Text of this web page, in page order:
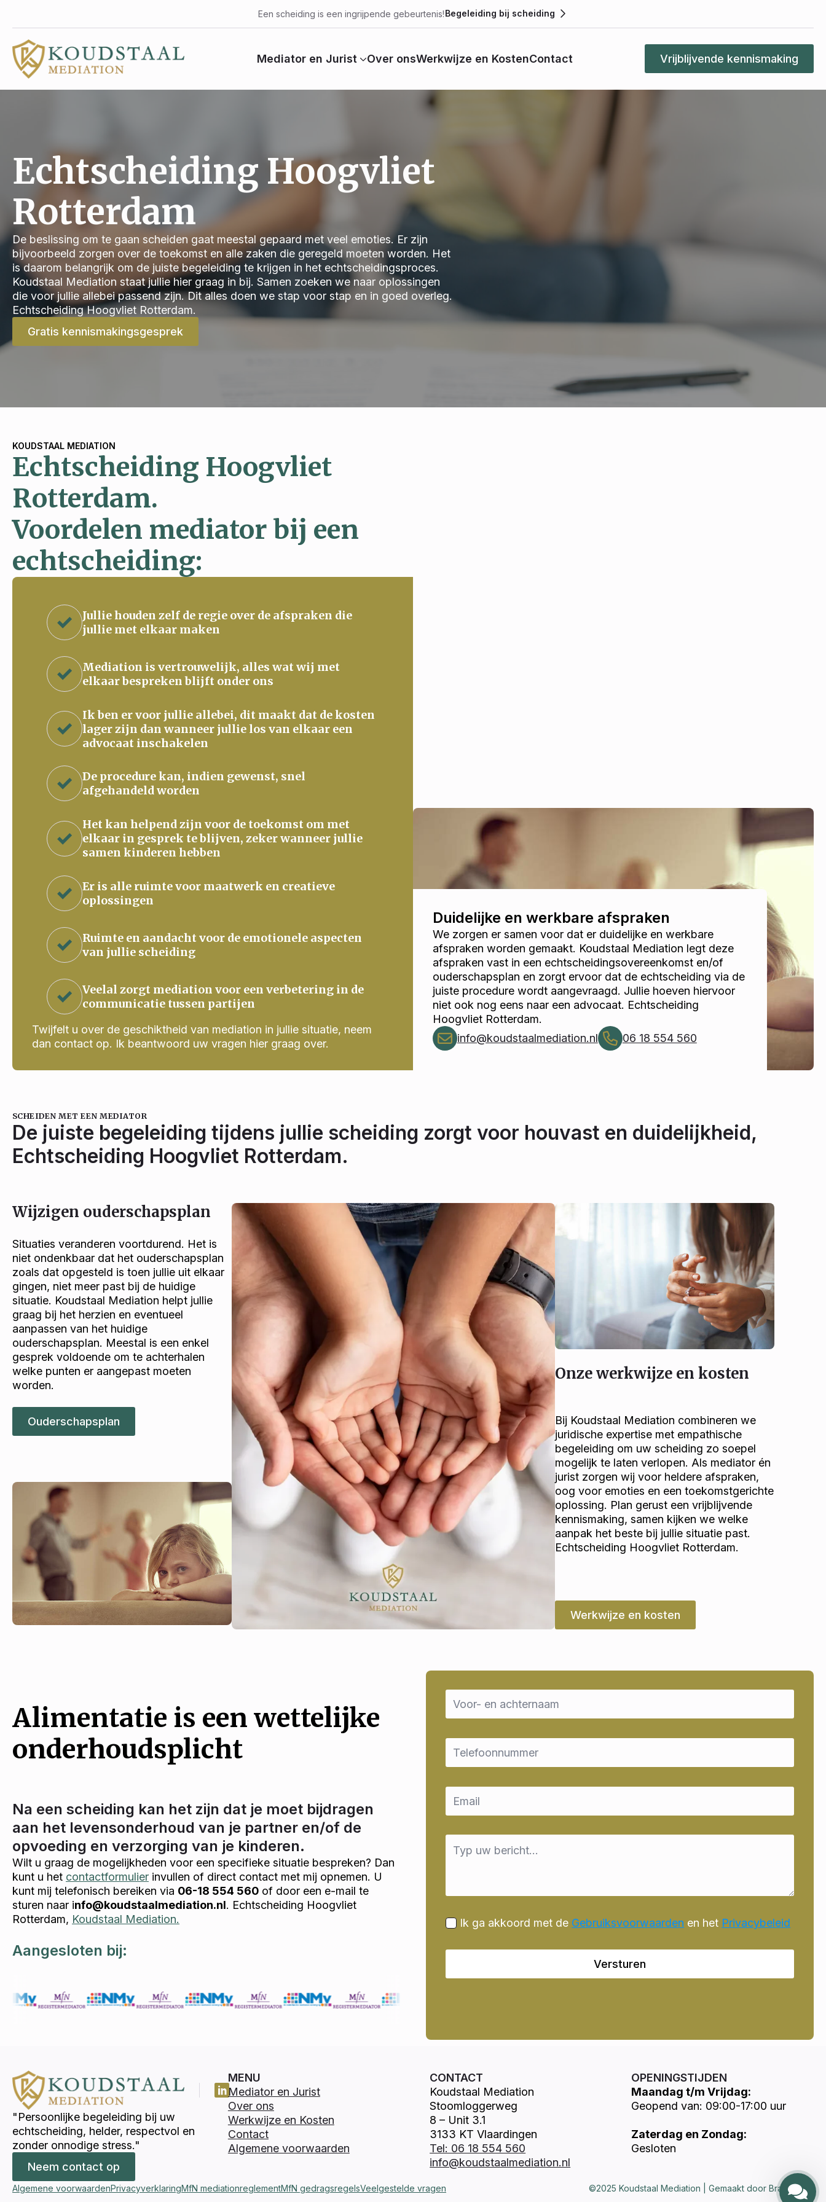
Een scheiding is een ingrijpende gebeurtenis!Begeleiding bij scheiding
Mediator en Jurist Over onsWerkwijze en KostenContact Vrijblijvende kennismaking
Echtscheiding Hoogvliet
Rotterdam
De beslissing om te gaan scheiden gaat meestal gepaard met veel emoties. Er zijn
bijvoorbeeld zorgen over de toekomst en alle zaken die geregeld moeten worden. Het
is daarom belangrijk om de juiste begeleiding te krijgen in het echtscheidingsproces.
Koudstaal Mediation staat jullie hier graag in bij. Samen zoeken we naar oplossingen
die voor jullie allebei passend zijn. Dit alles doen we stap voor stap en in goed overleg.
Echtscheiding Hoogvliet Rotterdam.
Gratis kennismakingsgesprek
KOUDSTAAL MEDIATION
Echtscheiding Hoogvliet
Rotterdam.
Voordelen mediator bij een
echtscheiding:
Jullie houden zelf de regie over de afspraken die
jullie met elkaar maken
Mediation is vertrouwelijk, alles wat wij met
elkaar bespreken blijft onder ons
Ik ben er voor jullie allebei, dit maakt dat de kosten
lager zijn dan wanneer jullie los van elkaar een
advocaat inschakelen
De procedure kan, indien gewenst, snel
afgehandeld worden
Het kan helpend zijn voor de toekomst om met
elkaar in gesprek te blijven, zeker wanneer jullie
samen kinderen hebben
Er is alle ruimte voor maatwerk en creatieve
oplossingen
Ruimte en aandacht voor de emotionele aspecten
van jullie scheiding
Veelal zorgt mediation voor een verbetering in de
communicatie tussen partijen
Twijfelt u over de geschiktheid van mediation in jullie situatie, neem
dan contact op. Ik beantwoord uw vragen hier graag over.
Duidelijke en werkbare afspraken
We zorgen er samen voor dat er duidelijke en werkbare
afspraken worden gemaakt. Koudstaal Mediation legt deze
afspraken vast in een echtscheidingsovereenkomst en/of
ouderschapsplan en zorgt ervoor dat de echtscheiding via de
juiste procedure wordt aangevraagd. Jullie hoeven hiervoor
niet ook nog eens naar een advocaat. Echtscheiding
Hoogvliet Rotterdam.
info@koudstaalmediation.nl
06 18 554 560
SCHEIDEN MET EEN MEDIATOR
De juiste begeleiding tijdens jullie scheiding zorgt voor houvast en duidelijkheid,
Echtscheiding Hoogvliet Rotterdam.
Wijzigen ouderschapsplan
Situaties veranderen voortdurend. Het is
niet ondenkbaar dat het ouderschapsplan
zoals dat opgesteld is toen jullie uit elkaar
gingen, niet meer past bij de huidige
situatie. Koudstaal Mediation helpt jullie
graag bij het herzien en eventueel
aanpassen van het huidige
ouderschapsplan. Meestal is een enkel
gesprek voldoende om te achterhalen
welke punten er aangepast moeten
worden.
Ouderschapsplan
Onze werkwijze en kosten
Bij Koudstaal Mediation combineren we
juridische expertise met empathische
begeleiding om uw scheiding zo soepel
mogelijk te laten verlopen. Als mediator én
jurist zorgen wij voor heldere afspraken,
oog voor emoties en een toekomstgerichte
oplossing. Plan gerust een vrijblijvende
kennismaking, samen kijken we welke
aanpak het beste bij jullie situatie past.
Echtscheiding Hoogvliet Rotterdam.
Werkwijze en kosten
Alimentatie is een wettelijke
onderhoudsplicht
Na een scheiding kan het zijn dat je moet bijdragen
aan het levensonderhoud van je partner en/of de
opvoeding en verzorging van je kinderen.
Wilt u graag de mogelijkheden voor een specifieke situatie bespreken? Dan
kunt u het contactformulier invullen of direct contact met mij opnemen. U
kunt mij telefonisch bereiken via 06-18 554 560 of door een e-mail te
sturen naar info@koudstaalmediation.nl. Echtscheiding Hoogvliet
Rotterdam, Koudstaal Mediation.
Aangesloten bij:
Name
*
Email
Email
Message
Ik ga akkoord met de Gebruiksvoorwaarden en het Privacybeleid
Versturen
"Persoonlijke begeleiding bij uw
echtscheiding, helder, respectvol en
zonder onnodige stress."
Neem contact op
MENU
Mediator en Jurist
Over ons
Werkwijze en Kosten
Contact
Algemene voorwaarden
CONTACT
Koudstaal Mediation
Stoomloggerweg
8 – Unit 3.1
3133 KT Vlaardingen
Tel: 06 18 554 560
info@koudstaalmediation.nl
OPENINGSTIJDEN
Maandag t/m Vrijdag:
Geopend van: 09:00-17:00 uur
Zaterdag en Zondag:
Gesloten
Algemene voorwaardenPrivacyverklaringMfN mediationreglementMfN gedragsregelsVeelgestelde vragen ©2025 Koudstaal Mediation | Gemaakt door Brandways